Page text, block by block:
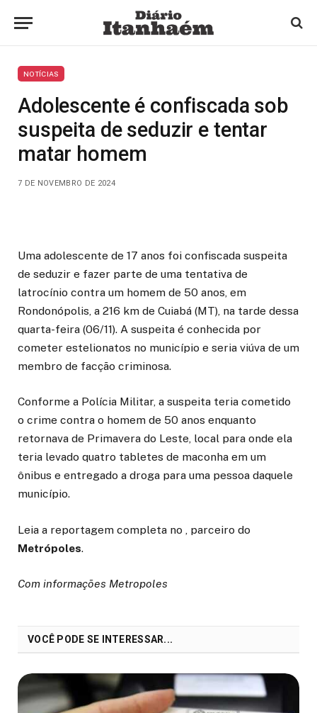
NOTÍCIAS
Adolescente é confiscada sob
suspeita de seduzir e tentar
matar homem
7 DE NOVEMBRO DE 2024
Uma adolescente de 17 anos foi confiscada suspeita
de seduzir e fazer parte de uma tentativa de
latrocínio contra um homem de 50 anos, em
Rondonópolis, a 216 km de Cuiabá (MT), na tarde dessa
quarta-feira (06/11). A suspeita é conhecida por
cometer estelionatos no município e seria viúva de um
membro de facção criminosa.
Conforme a Polícia Militar, a suspeita teria cometido
o crime contra o homem de 50 anos enquanto
retornava de Primavera do Leste, local para onde ela
teria levado quatro tabletes de maconha em um
ônibus e entregado a droga para uma pessoa daquele
município.
Leia a reportagem completa no , parceiro do
Metrópoles.
Com informações Metropoles
VOCÊ PODE SE INTERESSAR...